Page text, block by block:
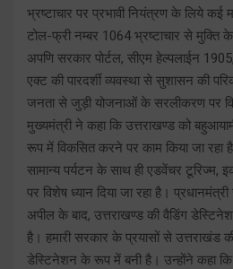
भ्रष्टाचार पर प्रभावी नियंत्रण के लिये कई
टोल-फ्री नम्बर 1064 भ्रष्टाचार से मुक्ति के
अपणि सरकार पोर्टल, सीएम हेल्पलाईन
एक्ट की पारदर्शी व्यवस्था से सुशासन की
जनता से जुड़ी योजनाओं के सरलीकरण पर
मुख्यमंत्री ने कहा कि उत्तराखण्ड को
रूप में विकसित करने पर काम किया जा रहा
सामान्य पर्यटन के साथ ही एडवेंचर टूरिज्म,
पर विशेष ध्यान दिया जा रहा है।
अपील के बाद, उत्तराखण्ड की वैडिंग
है। हमारी सरकार के प्रयासों से उत्तराखंड
डेस्टिनेशन के रूप में बनी है। उन्होंने कहा कि